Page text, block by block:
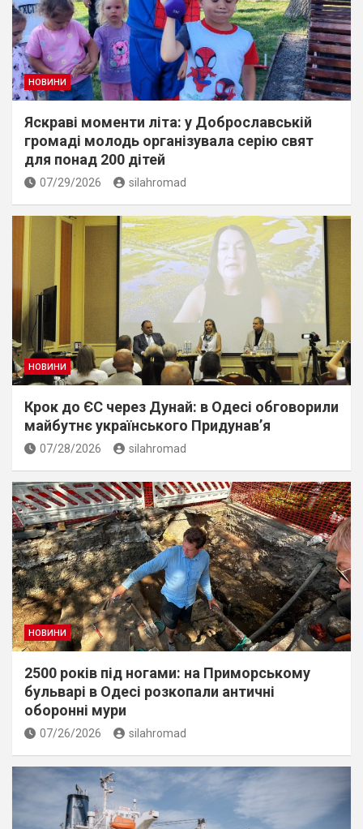
НОВИНИ
Яскраві моменти літа: у Доброславській
громаді молодь організувала серію свят
для понад 200 дітей
07/29/2026 silahromad
НОВИНИ
Крок до ЄС через Дунай: в Одесі обговорили
майбутнє українського Придунав’я
07/28/2026 silahromad
НОВИНИ
2500 років під ногами: на Приморському
бульварі в Одесі розкопали античні
оборонні мури
07/26/2026 silahromad